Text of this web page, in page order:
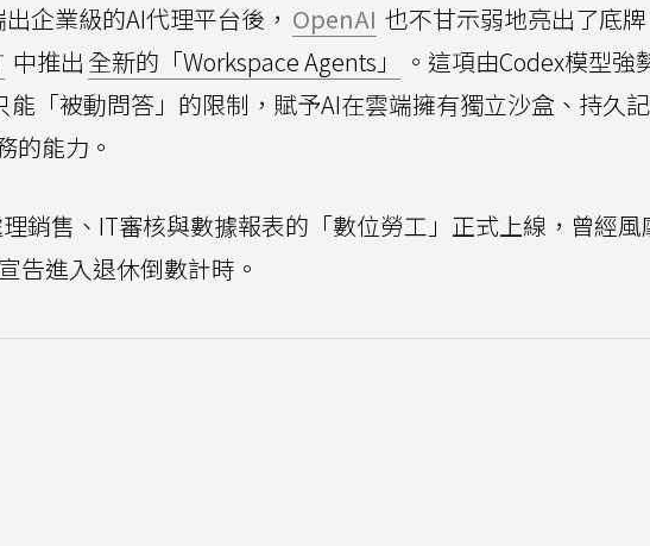
企業級的AI代理平台後， OpenAI 也不甘示弱地亮出了底
中推出 全新的「Workspace Agents」
。這項由Codex模型強
能「被動問答」的限制，賦予AI在雲端擁有獨立沙盒、持久
的能力。
銷售、IT審核與數據報表的「數位勞工」正式上線，曾經風
告進入退休倒數計時。